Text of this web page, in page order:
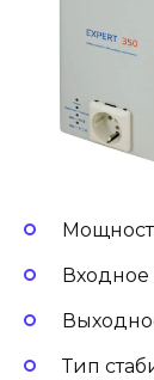
Входное
Тип